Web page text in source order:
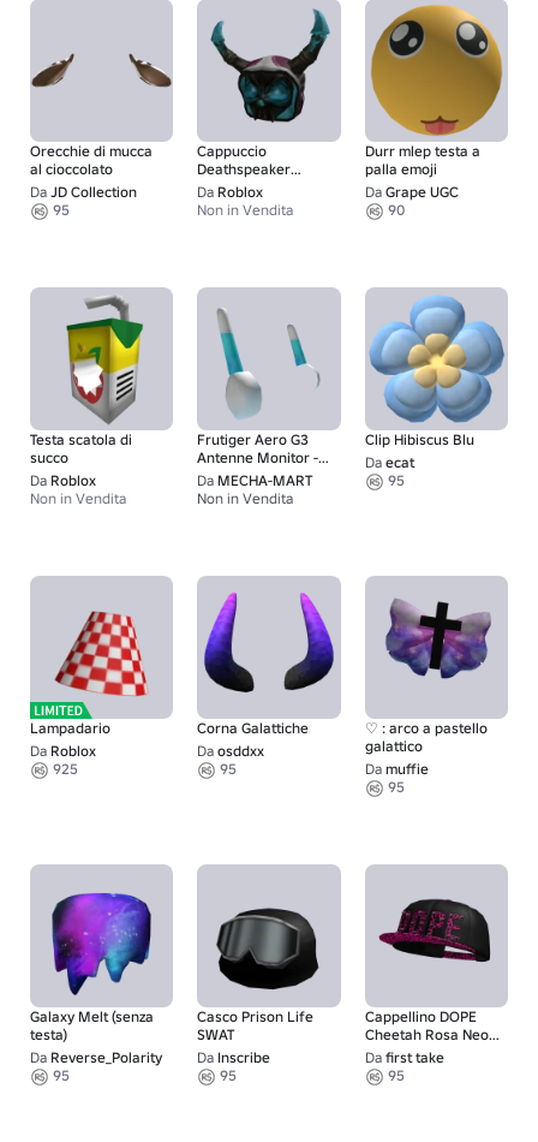
Orecchie di mucca
al cioccolato
Da JD Collection
95
Cappuccio
Deathspeaker
Korblox
Da Roblox
Non in Vendita
Durr mlep testa a
palla emoji
Da Grape UGC
90
Testa scatola di
succo
Da Roblox
Non in Vendita
Frutiger Aero G3
Antenne Monitor -
Blu Cielo
Da MECHA-MART
Non in Vendita
Clip Hibiscus Blu
Da ecat
95
Lampadario
Da Roblox
925
Corna Galattiche
Da osddxx
95
♡ : arco a pastello
galattico
Da muffie
95
Galaxy Melt (senza
testa)
Da Reverse_Polarity
95
Casco Prison Life
SWAT
Da Inscribe
95
Cappellino DOPE
Cheetah Rosa Neon
Scene 2000
Da first take
95